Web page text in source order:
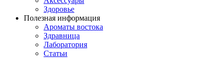
Здоровье
Полезная информация
Ароматы востока
Здравница
Лаборатория
Статьи